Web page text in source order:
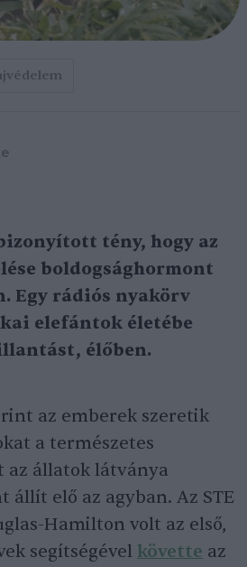
tény, hogy az
boldogsághormont
Egy rádiós nyakörv
elefántok életébe
élőben.
az emberek szeretik
a természetes
az állatok látványa
állít elő az agyban. Az STE
Hamilton volt az első,
segítségével követte az